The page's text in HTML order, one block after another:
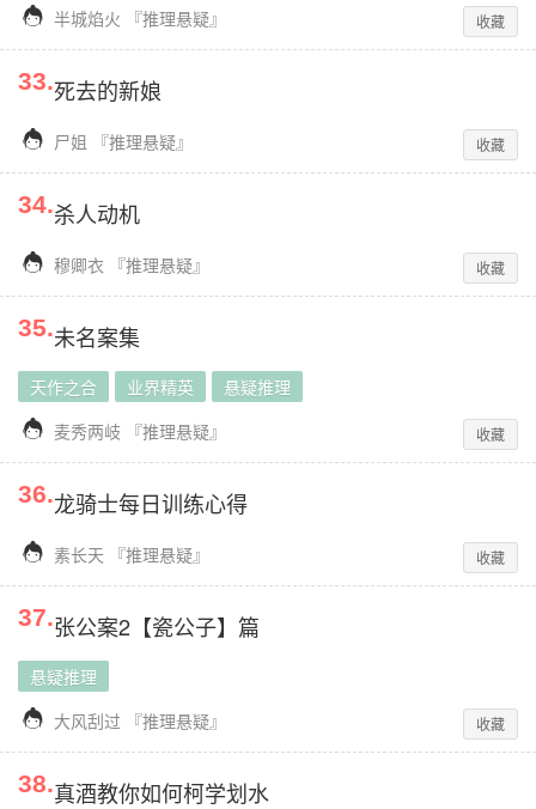
 半城焰火 『推理悬疑』 收藏
33.死去的新娘
 尸姐 『推理悬疑』 收藏
34.杀人动机
 穆卿衣 『推理悬疑』 收藏
35.未名案集
天作之合 业界精英 悬疑推理
 麦秀两岐 『推理悬疑』 收藏
36.龙骑士每日训练心得
 素长天 『推理悬疑』 收藏
37.张公案2【瓷公子】篇
悬疑推理
 大风刮过 『推理悬疑』 收藏
38.真酒教你如何柯学划水